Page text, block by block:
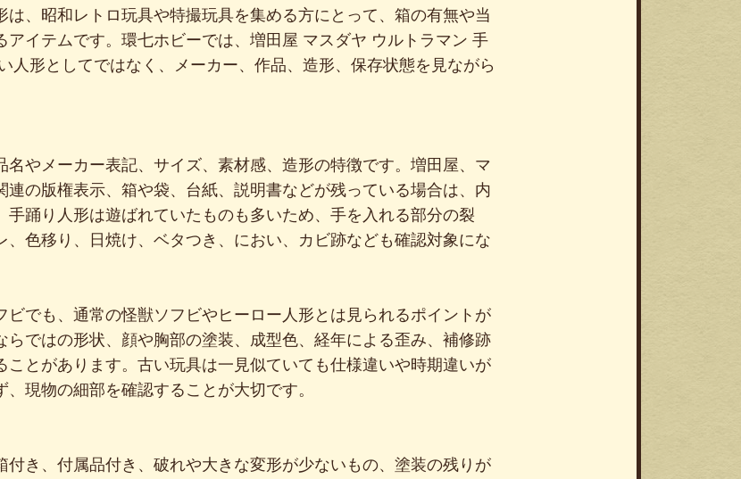
は、昭和レトロ玩具や特撮玩具を集める方にとって、箱の有無や当
アイテムです。環七ホビーでは、増田屋 マスダヤ ウルトラマン 手
人形としてではなく、メーカー、作品、造形、保存状態を見ながら
名やメーカー表記、サイズ、素材感、造形の特徴です。増田屋、マ
連の版権表示、箱や袋、台紙、説明書などが残っている場合は、内
手踊り人形は遊ばれていたものも多いため、手を入れる部分の裂
、色移り、日焼け、ベタつき、におい、カビ跡なども確認対象にな
ビでも、通常の怪獣ソフビやヒーロー人形とは見られるポイントが
らではの形状、顔や胸部の塗装、成型色、経年による歪み、補修跡
ことがあります。古い玩具は一見似ていても仕様違いや時期違いが
現物の細部を確認することが大切です。
付き、付属品付き、破れや大きな変形が少ないもの、塗装の残りが